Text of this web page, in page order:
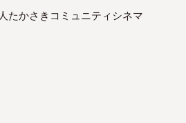
たかさきコミュニティシネマ